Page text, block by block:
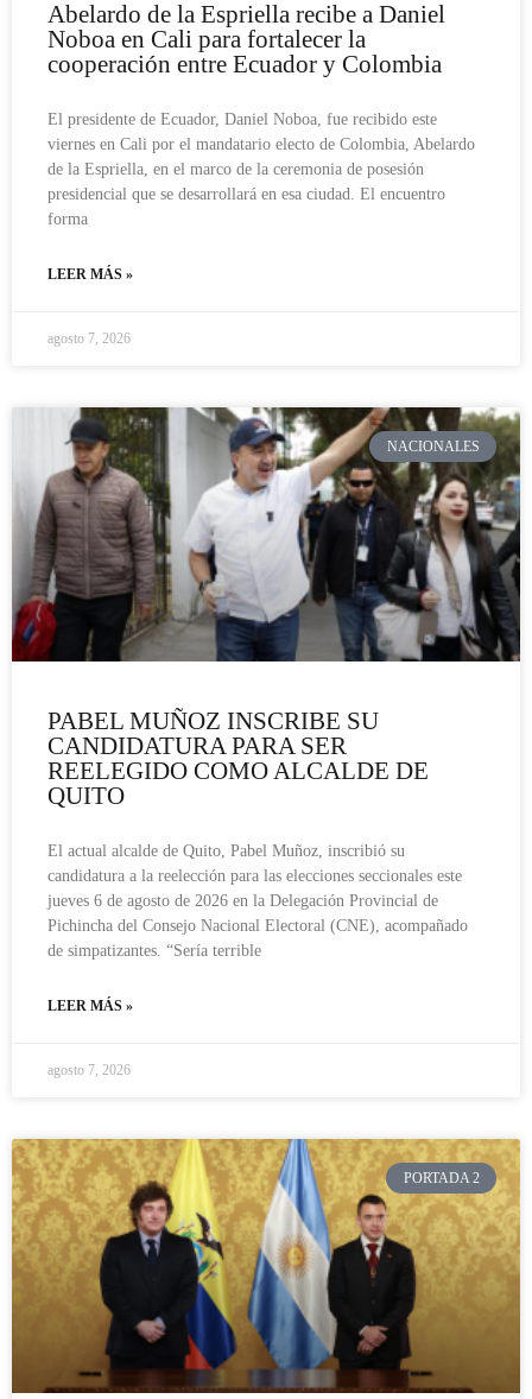
Abelardo de la Espriella recibe a Daniel
Noboa en Cali para fortalecer la
cooperación entre Ecuador y Colombia
El presidente de Ecuador, Daniel Noboa, fue recibido este
viernes en Cali por el mandatario electo de Colombia, Abelardo
de la Espriella, en el marco de la ceremonia de posesión
presidencial que se desarrollará en esa ciudad. El encuentro
forma
LEER MÁS »
agosto 7, 2026
NACIONALES
PABEL MUÑOZ INSCRIBE SU
CANDIDATURA PARA SER
REELEGIDO COMO ALCALDE DE
QUITO
El actual alcalde de Quito, Pabel Muñoz, inscribió su
candidatura a la reelección para las elecciones seccionales este
jueves 6 de agosto de 2026 en la Delegación Provincial de
Pichincha del Consejo Nacional Electoral (CNE), acompañado
de simpatizantes. “Sería terrible
LEER MÁS »
agosto 7, 2026
PORTADA 2